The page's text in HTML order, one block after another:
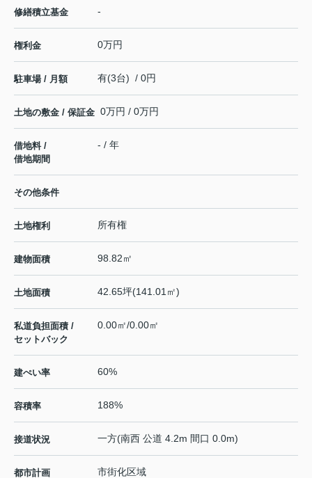
修繕積立基金 -
権利金 0万円
駐車場 / 月額 有(3台) / 0円
土地の敷金 / 保証金 0万円 / 0万円
借地料 /
借地期間
- / 年
その他条件
土地権利 所有権
建物面積 98.82㎡
土地面積 42.65坪(141.01㎡)
私道負担面積 /
セットバック
0.00㎡/0.00㎡
建ぺい率 60%
容積率 188%
接道状況 一方(南西 公道 4.2m 間口 0.0m)
都市計画 市街化区域